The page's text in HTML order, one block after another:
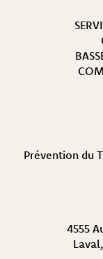
Prévention du
4555